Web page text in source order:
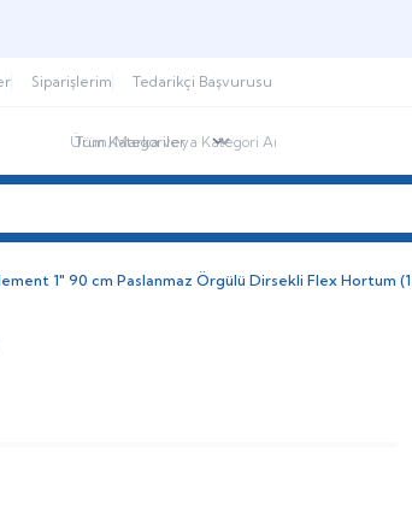
Siparişlerim Tedarikçi Başvurusu
1" 90 cm Paslanmaz Örgülü Dirsekli Flex Hortum